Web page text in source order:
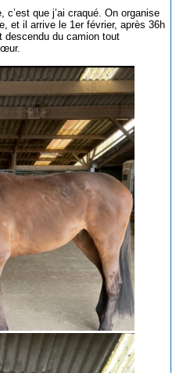
que j’ai craqué. On organise
et il arrive le 1er février, après 36h
du camion tout